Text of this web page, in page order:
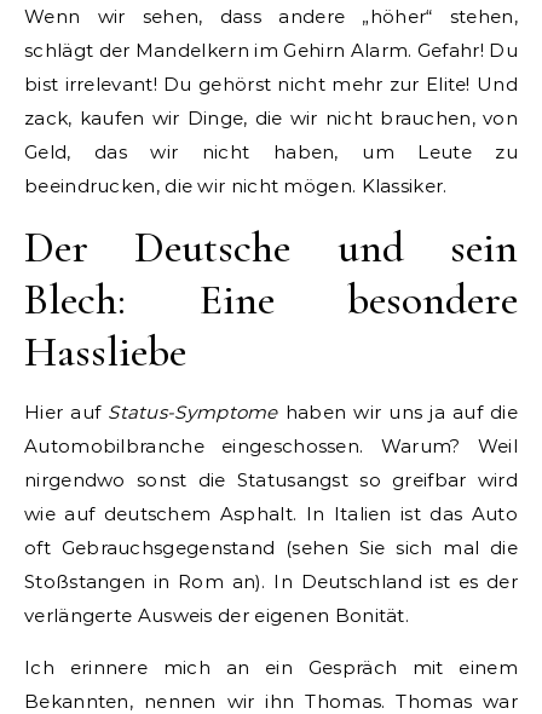
Wenn wir sehen, dass andere „höher“ stehen,
schlägt der Mandelkern im Gehirn Alarm. Gefahr! Du
bist irrelevant! Du gehörst nicht mehr zur Elite! Und
zack, kaufen wir Dinge, die wir nicht brauchen, von
Geld, das wir nicht haben, um Leute zu
beeindrucken, die wir nicht mögen. Klassiker.
Der Deutsche und sein
Blech: Eine besondere
Hassliebe
Hier auf Status-Symptomehaben wir uns ja auf die
Automobilbranche eingeschossen. Warum? Weil
nirgendwo sonst die Statusangst so greifbar wird
wie auf deutschem Asphalt. In Italien ist das Auto
oft Gebrauchsgegenstand (sehen Sie sich mal die
Stoßstangen in Rom an). In Deutschland ist es der
verlängerte Ausweis der eigenen Bonität.
Ich erinnere mich an ein Gespräch mit einem
Bekannten, nennen wir ihn Thomas. Thomas war